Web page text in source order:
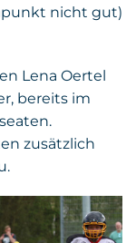
nicht gut)
Lena Oertel
bereits im
zusätzlich